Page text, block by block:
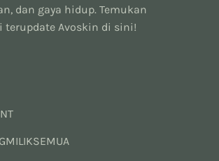
dan gaya hidup. Temukan
terupdate Avoskin di sini!